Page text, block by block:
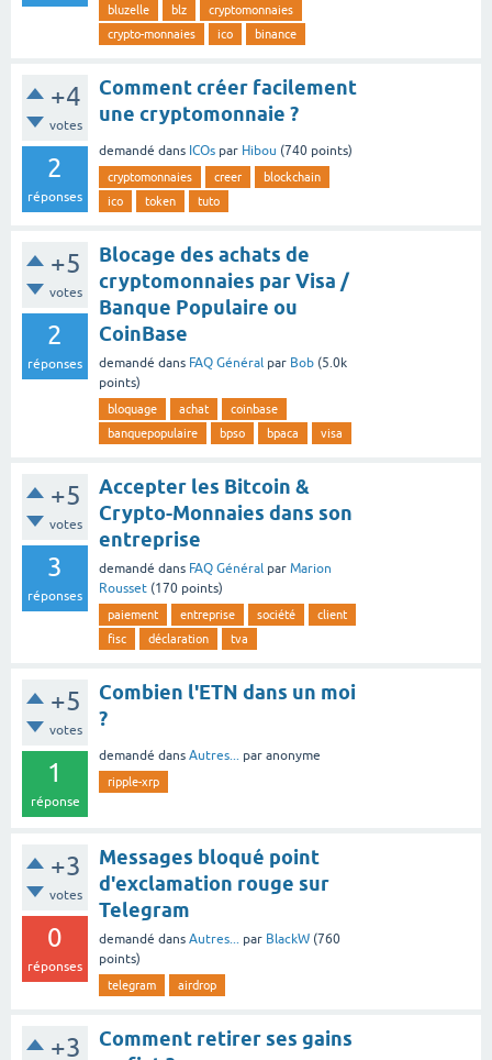
bluzelle blz
cryptomonnaies
crypto-monnaies
ico binance
+4
votes
2
réponses
Comment créer facilement
une cryptomonnaie ?
demandé dans ICOs par Hibou (740 points)
cryptomonnaies creer
blockchain
ico
token tuto
+5
votes
2
réponses
Blocage des achats de
cryptomonnaies par Visa /
Banque Populaire ou
CoinBase
demandé dans FAQ Général par Bob (5.0k
points)
bloquage achat
coinbase
banquepopulaire
bpso bpaca visa
+5
votes
3
réponses
Accepter les Bitcoin &
Crypto-Monnaies dans son
entreprise
demandé dans FAQ Général par Marion
Rousset (170 points)
paiement entreprise société
client
fisc
déclaration tva
+5
votes
1
réponse
Combien l'ETN dans un moi
?
demandé dans Autres... par anonyme
ripple-xrp
+3
votes
0
réponses
Messages bloqué point
d'exclamation rouge sur
Telegram
demandé dans Autres... par BlackW (760
points)
telegram airdrop
+3
Comment retirer ses gains